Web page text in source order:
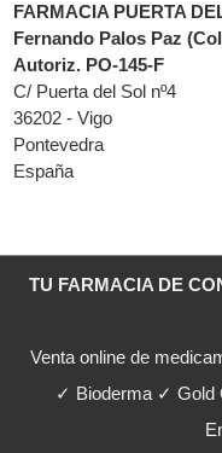
FARMACIA PUERTA
Fernando Palos Paz
Autoriz. PO-145-F
C/ Puerta del Sol nº4
36202 - Vigo
Pontevedra
España
TU FARMACIA DE
Venta online de
✓ Bioderma ✓ Gold